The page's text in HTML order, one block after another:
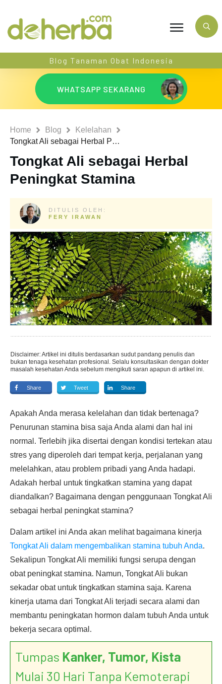
Blog Tanaman Obat Indonesia
WHATSAPP SEKARANG
Home Blog
Kelelahan
Tongkat Ali sebagai Herbal Peningkat Stamina
Tongkat Ali sebagai Herbal
Peningkat Stamina
DITULIS OLEH:
FERY IRAWAN
Disclaimer: Artikel ini ditulis berdasarkan sudut pandang penulis dan
bukan tenaga kesehatan profesional. Selalu konsultasikan dengan dokter
masalah kesehatan Anda sebelum mengikuti saran apapun di artikel ini.
Share Tweet Share
Apakah Anda merasa kelelahan dan tidak bertenaga?
Penurunan stamina bisa saja Anda alami dan hal ini
normal. Terlebih jika disertai dengan kondisi tertekan atau
stres yang diperoleh dari tempat kerja, perjalanan yang
melelahkan, atau problem pribadi yang Anda hadapi.
Adakah herbal untuk tingkatkan stamina yang dapat
diandalkan? Bagaimana dengan penggunaan Tongkat Ali
sebagai herbal peningkat stamina?
Dalam artikel ini Anda akan melihat bagaimana kinerja
Tongkat Ali dalam mengembalikan stamina tubuh Anda.
Sekalipun Tongkat Ali memiliki fungsi serupa dengan
obat peningkat stamina. Namun, Tongkat Ali bukan
sekadar obat untuk tingkatkan stamina saja. Karena
kinerja utama dari Tongkat Ali terjadi secara alami dan
membantu peningkatan hormon dalam tubuh Anda untuk
bekerja secara optimal.
Tumpas Kanker, Tumor, Kista
Mulai 30 Hari Tanpa Kemoterapi